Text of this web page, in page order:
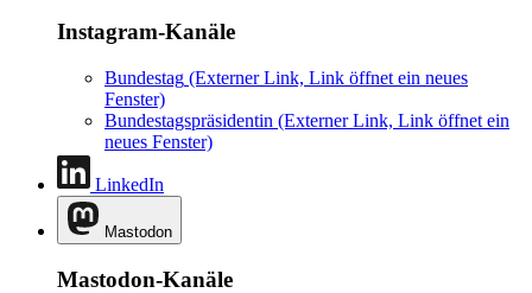
Instagram-Kanäle
Bundestag (Externer Link, Link öffnet ein neues
Fenster)
Bundestagspräsidentin (Externer Link, Link öffnet ein
neues Fenster)
LinkedIn
Mastodon
Mastodon-Kanäle